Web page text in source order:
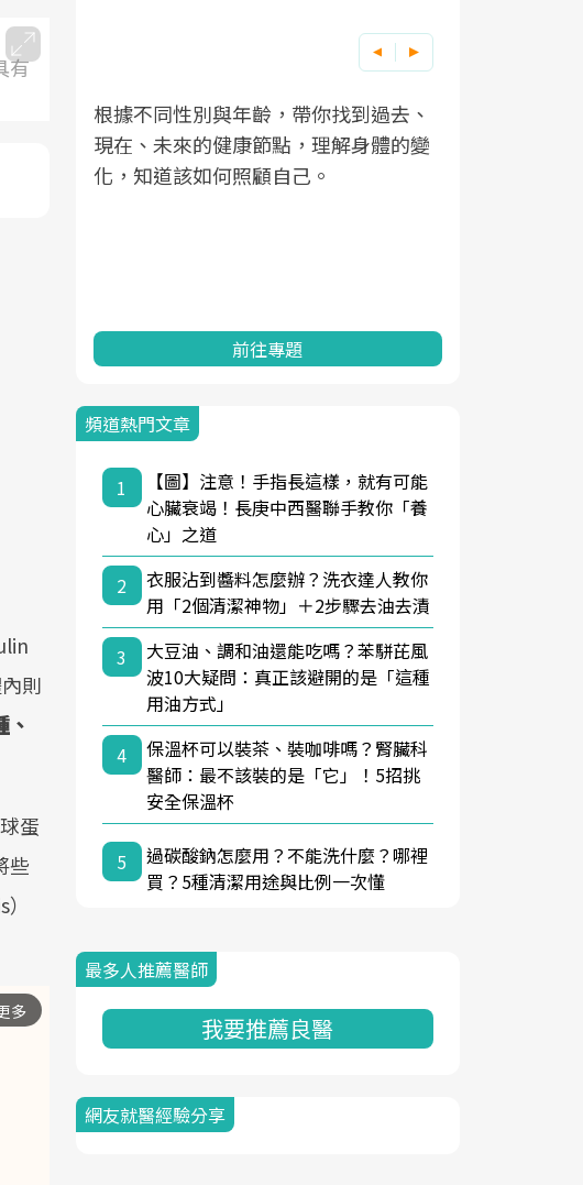
有
則
蛋
些
多
長
的
根據不同性別與年齡，帶你找到過去、
現在、未來的健康節點，理解身體的變
化，知道該如何照顧自己。
前往專題
頻道熱門文章
1
【圖】注意！手指長這樣，就有可能
心臟衰竭！長庚中西醫聯手教你「養
心」之道
2
衣服沾到醬料怎麼辦？洗衣達人教你
用「2個清潔神物」＋2步驟去油去漬
3
大豆油、調和油還能吃嗎？苯駢芘風
波10大疑問：真正該避開的是「這種
用油方式」
4
保溫杯可以裝茶、裝咖啡嗎？腎臟科
醫師：最不該裝的是「它」！5招挑
安全保溫杯
5
過碳酸鈉怎麼用？不能洗什麼？哪裡
買？5種清潔用途與比例一次懂
最多人推薦醫師
我要推薦良醫
網友就醫經驗分享